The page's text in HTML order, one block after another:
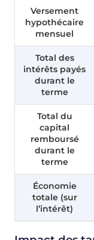
Versement
hypothécaire
mensuel
Total des
intérêts payés
durant le
terme
Total du
capital
remboursé
durant le
terme
Économie
totale (sur
l’intérêt)